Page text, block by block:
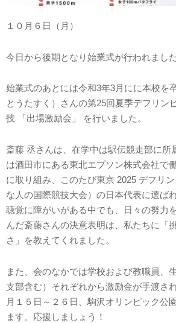
１０月６日（月）
今日から後期となり始業式が行われました
始業式のあとには令和3年3月にに本校を
とうたすく）さんの第25回夏季デフリン
技 「出場激励会」 を行いました。
斎藤 丞さんは、在学中は駅伝競走部に所
は酒田市にある東北エプソン株式会社で
に取り組み、このたび東京 2025 デフリ
な人の国際競技大会）の日本代表に選ば
聴覚に障がいがある中でも、日々の努力
んだ斎藤さんの決意表明は、私たちに「
さ」を教えてくれました。
また、会のなかでは学校および教職員、
支部含む）それぞれから激励金が手渡さ
月１５日～２６日、駒沢オリンピック公
ます。応援しましょう！